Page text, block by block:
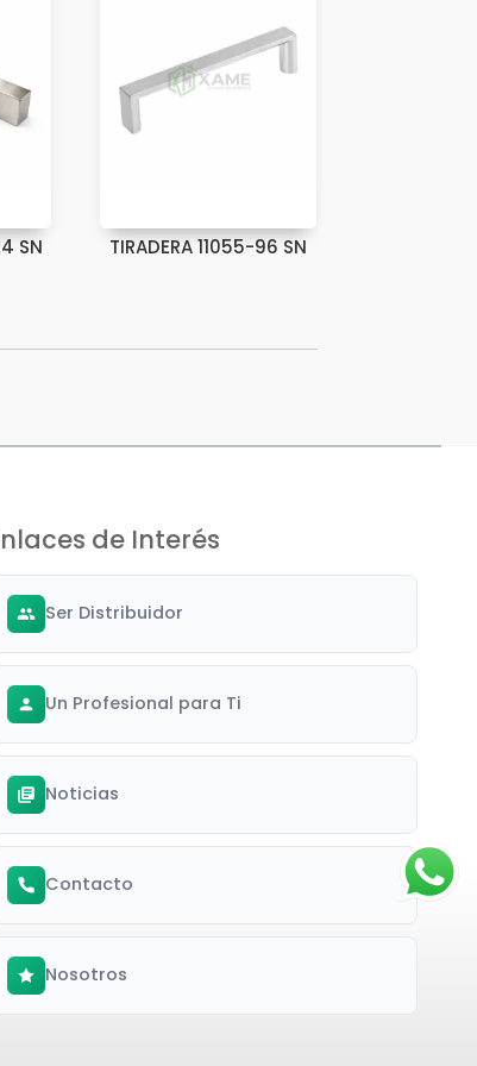
SN TIRADERA 11055-96 SN
de Interés
Ser Distribuidor
Un Profesional para Ti
Noticias
Contacto
Nosotros